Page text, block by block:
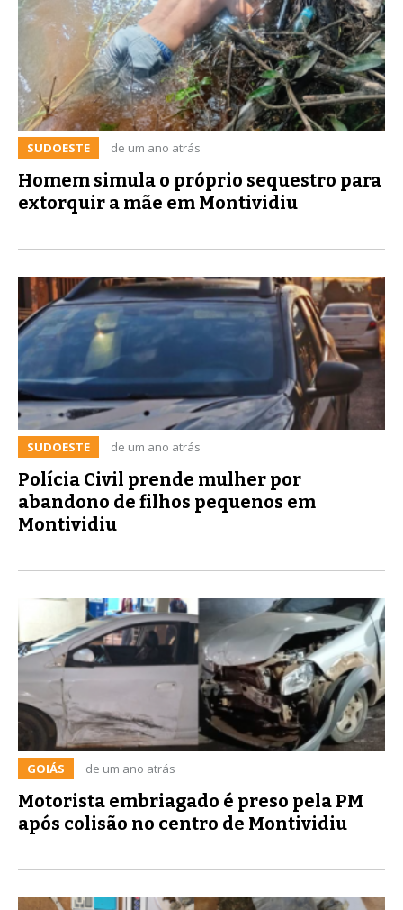
SUDOESTE de um ano atrás
Homem simula o próprio sequestro para
extorquir a mãe em Montividiu
SUDOESTE de um ano atrás
Polícia Civil prende mulher por
abandono de filhos pequenos em
Montividiu
GOIÁS de um ano atrás
Motorista embriagado é preso pela PM
após colisão no centro de Montividiu